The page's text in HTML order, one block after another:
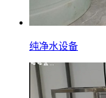
纯净水设备